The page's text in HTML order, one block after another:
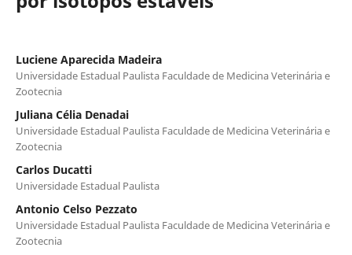
Luciene Aparecida Madeira
Universidade Estadual Paulista Faculdade de Medicina Veterinária e
Zootecnia
Juliana Célia Denadai
Universidade Estadual Paulista Faculdade de Medicina Veterinária e
Zootecnia
Carlos Ducatti
Universidade Estadual Paulista
Antonio Celso Pezzato
Universidade Estadual Paulista Faculdade de Medicina Veterinária e
Zootecnia